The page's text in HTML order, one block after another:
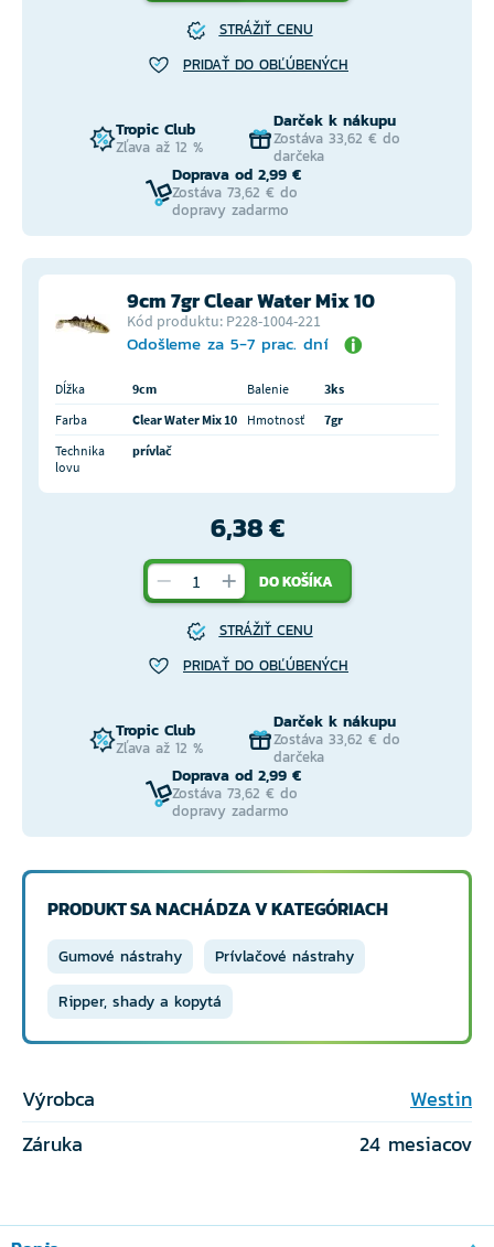
STRÁŽIŤ CENU
PRIDAŤ DO OBĽÚBENÝCH
Tropic Club
Zľava až 12 %
Darček k nákupu
Zostáva 33,62 € do
darčeka
Doprava od 2,99 €
Zostáva 73,62 € do
dopravy zadarmo
9cm 7gr Clear Water Mix 10
Kód produktu: P228-1004-221
Odošleme za 5-7 prac. dní
Dĺžka 9cm Balenie
3ks
Farba
Clear Water Mix 10 Hmotnosť
7gr
Technika
lovu
prívlač
6,38 €
DO KOŠÍKA
STRÁŽIŤ CENU
PRIDAŤ DO OBĽÚBENÝCH
Tropic Club
Zľava až 12 %
Darček k nákupu
Zostáva 33,62 € do
darčeka
Doprava od 2,99 €
Zostáva 73,62 € do
dopravy zadarmo
PRODUKT SA NACHÁDZA V KATEGÓRIACH
Gumové nástrahy
Prívlačové nástrahy
Ripper, shady a kopytá
Výrobca
Westin
Záruka
24 mesiacov